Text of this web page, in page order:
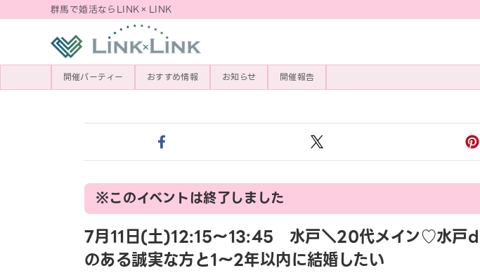
群馬で婚活ならLINK×LINK
開催パーティー おすすめ情報 お知らせ 開催報告
※このイベントは終了しました
7月11日(土)12:15〜13:45 水戸＼20代メイン♡水戸
のある誠実な方と1～2年以内に結婚したい